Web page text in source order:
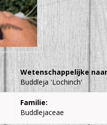
Wetenschappelijke
Buddleja 'Lochinch'
Familie:
Buddlejaceae